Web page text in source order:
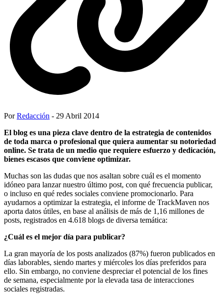
PorRedacción - 29 Abril 2014
El blog es una pieza clave dentro de la estrategia de contenidos
de toda marca o profesional que quiera aumentar su notoriedad
online. Se trata de un medio que requiere esfuerzo y dedicación,
bienes escasos que conviene optimizar.
Muchas son las dudas que nos asaltan sobre cuál es el momento
idóneo para lanzar nuestro último post, con qué frecuencia publicar,
o incluso en qué redes sociales conviene promocionarlo. Para
ayudarnos a optimizar la estrategia, el informe de TrackMaven nos
aporta datos útiles, en base al análisis de más de 1,16 millones de
posts, registrados en 4.618 blogs de diversa temática:
¿Cuál es el mejor día para publicar?
La gran mayoría de los posts analizados (87%) fueron publicados en
días laborables, siendo martes y miércoles los días preferidos para
ello. Sin embargo, no conviene despreciar el potencial de los fines
de semana, especialmente por la elevada tasa de interacciones
sociales registradas.